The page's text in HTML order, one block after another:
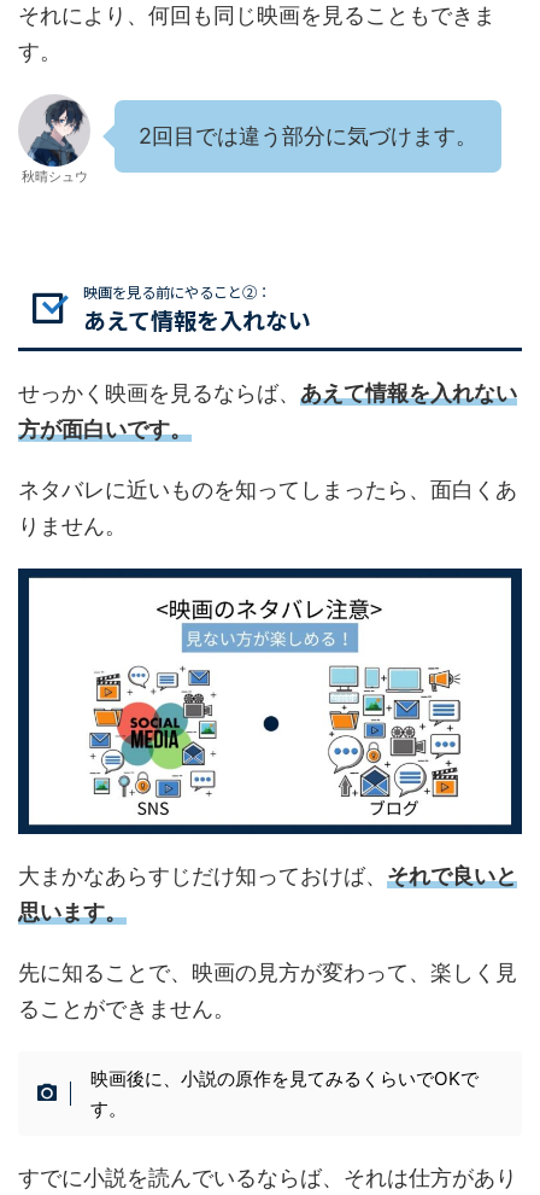
それにより、何回も同じ映画を見ることもできま
す。
秋晴シュウ
2回目では違う部分に気づけます。
映画を見る前にやること②：
あえて情報を入れない
せっかく映画を見るならば、 あえて情報を入れない
方が面白いです。
ネタバレに近いものを知ってしまったら、面白くあ
りません。
大まかなあらすじだけ知っておけば、 それで良いと
思います。
先に知ることで、映画の見方が変わって、楽しく見
ることができません。
映画後に、小説の原作を見てみるくらいでOKで
す。
すでに小説を読んでいるならば、それは仕方があり